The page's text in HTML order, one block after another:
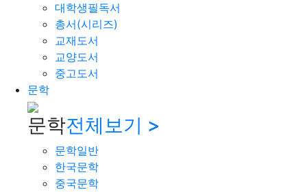
대학생필독서
총서(시리즈)
교재도서
교양도서
중고도서
문학
문학전체보기 >
문학일반
한국문학
중국문학